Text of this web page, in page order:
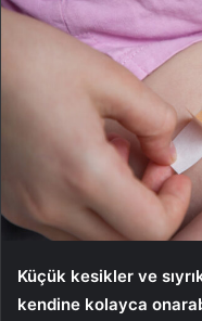
Küçük kesikler ve
kendine kolayca